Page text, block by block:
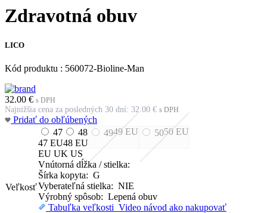
Zdravotná obuv
LICO
Kód produktu : 560072-Bioline-Man
32.00 € s DPH
Najnižšia cena za posledných 30 dní: 32.00 € s DPH
Pridať do obľúbených
Veľkosť
47
47 EU
48
48 EU
4949EU 5050EU
EU UK US
Vnútorná dĺžka / stielka:
Šírka kopyta: G
Vyberateľná stielka: NIE
Výrobný spôsob: Lepená obuv
Tabuľka veľkosti Video návod ako nakupovať